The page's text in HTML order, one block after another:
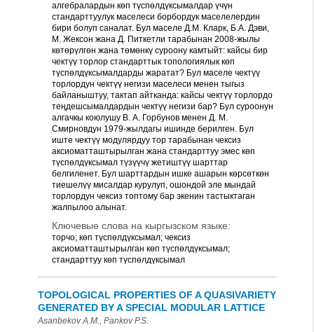
алгебралардын көп түспөлдүксымалдар үчүн
стандарттуулук маселеси борбордук маселелердин
бири болуп саналат. Бул маселе Д.М. Кларк, Б.А. Дэви,
М. Жексон жана Д. Питкетли тарабынан 2008-жылы
көтөрүлгөн жана төмөнкү суроону камтыйт: кайсы бир
чектүү торлор стандарттык топологиялык көп
түспөлдүксымалдарды жаратат? Бул маселе чектүү
торлордун чектүү негизи маселеси менен тыгыз
байланыштуу, тактап айтканда: кайсы чектүү торлордо
теңдешсымалдардын чектүү негизи бар? Бул суроонун
алгачкы коюлушу В. А. Горбунов менен Д. М.
Смирновдун 1979-жылдагы ишинде берилген. Бул
иште чектүү модулярдуу тор тарабынан чексиз
аксиоматташтырылган жана стандарттуу эмес көп
түспөлдүксымал түзүүчү жетиштүү шарттар
белгиленет. Бул шарттардын ишке ашарын көрсөткөн
тиешелүү мисалдар курулуп, ошондой эле мындай
торлордун чексиз топтому бар экенин тастыктаган
жалпылоо алынат.
Ключевые слова на кыргызском языке:
торчо; көп түспөлдүксымал; чексиз
аксиоматташтырылган көп түспөлдүксымал;
стандарттуу көп түспөлдүксымал
TOPOLOGICAL PROPERTIES OF A QUASIVARIETY
GENERATED BY A SPECIAL MODULAR LATTICE
Asanbekov A.M., Pankov P.S.